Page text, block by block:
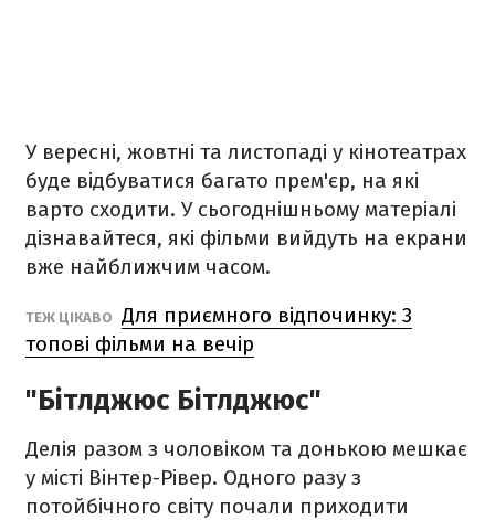
У вересні, жовтні та листопаді у кінотеатрах
буде відбуватися багато прем'єр, на які
варто сходити. У сьогоднішньому матеріалі
дізнавайтеся, які фільми вийдуть на екрани
вже найближчим часом.
ТЕЖ ЦІКАВО Для приємного відпочинку: 3
топові фільми на вечір
"Бітлджюс Бітлджюс"
Делія разом з чоловіком та донькою мешкає
у місті Вінтер-Рівер. Одного разу з
потойбічного світу почали приходити